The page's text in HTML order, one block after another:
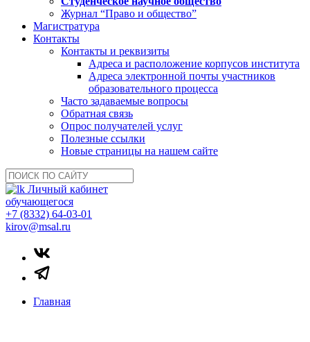
Журнал “Право и общество”
Магистратура
Контакты
Контакты и реквизиты
Адреса и расположение корпусов института
Адреса электронной почты участников
образовательного процесса
Часто задаваемые вопросы
Обратная связь
Опрос получателей услуг
Полезные ссылки
Новые страницы на нашем сайте
Личный кабинет
обучающегося
+7 (8332) 64-03-01
kirov@msal.ru
Главная